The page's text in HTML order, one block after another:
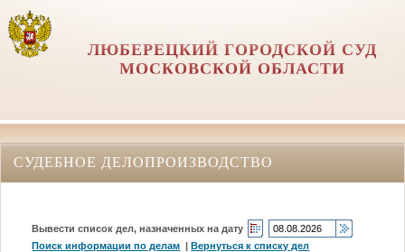
ЛЮБЕРЕЦКИЙ ГОРОДСКОЙ СУД
МОСКОВСКОЙ ОБЛАСТИ
СУДЕБНОЕ ДЕЛОПРОИЗВОДСТВО
Вывести список дел, назначенных на дату
Поиск информации по делам |Вернуться к списку дел